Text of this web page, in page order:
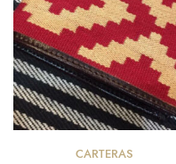
Select options
CARTERAS